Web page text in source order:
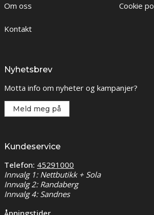
Om oss
Kontakt
Cookie
Nyhetsbrev
Motta info om nyheter og kampanjer?
Meld meg på
Kundeservice
Telefon: 45291000
Innvalg 1: Nettbutikk + Sola
Innvalg 2: Randaberg
Innvalg 4: Sandnes
Åpningstider